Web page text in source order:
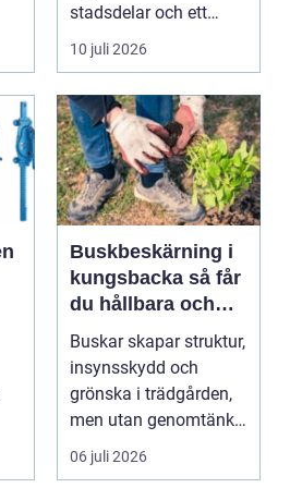
stadsdelar och ett
självklart val f&ou...
10 juli 2026
Buskbeskärning i
kungsbacka så får
du hållbara och
vackra buskar året
runt
Buskar skapar struktur,
insynsskydd och
grönska i trädgården,
men utan genomtänkt
beskärning blir de...
06 juli 2026